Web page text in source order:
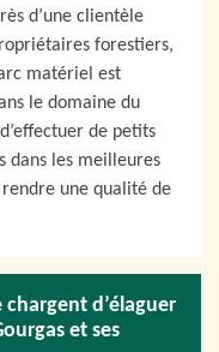
d’une clientèle
forestiers,
matériel est
le domaine du
de petits
dans les meilleures
une qualité de
chargent d’élaguer
et ses